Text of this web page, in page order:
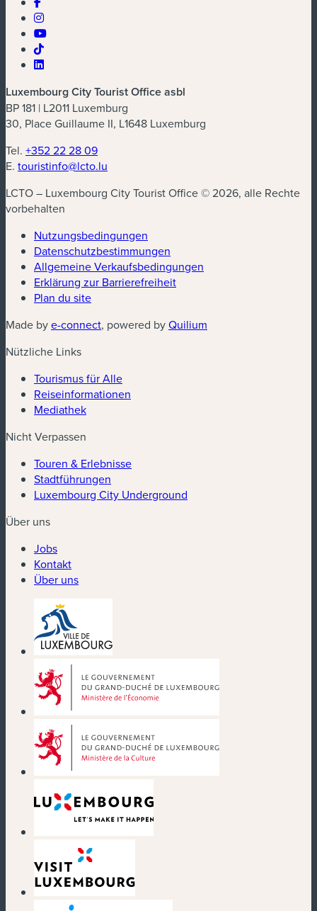
Luxembourg City Tourist Office asbl
BP 181 | L2011 Luxemburg
30, Place Guillaume II, L1648 Luxemburg
Tel. +352 22 28 09
E. touristinfo@lcto.lu
LCTO – Luxembourg City Tourist Office © 2026, alle Rechte
vorbehalten
Nutzungsbedingungen
Datenschutzbestimmungen
Allgemeine Verkaufsbedingungen
Erklärung zur Barrierefreiheit
Plan du site
Made bye-connect(neues Fenster)
, powered byQuilium
Nützliche Links
Tourismus für Alle
Reiseinformationen
Mediathek
Nicht Verpassen
Touren & Erlebnisse
Stadtführungen
Luxembourg City Underground
Über uns
Jobs
Kontakt
Über uns